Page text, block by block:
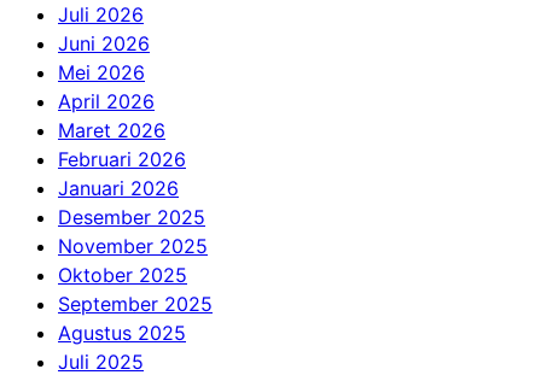
Juli 2026
Juni 2026
Mei 2026
April 2026
Maret 2026
Februari 2026
Januari 2026
Desember 2025
November 2025
Oktober 2025
September 2025
Agustus 2025
Juli 2025